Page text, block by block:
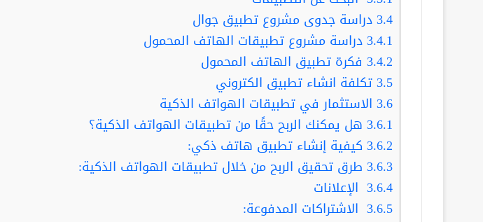
3.4دراسة جدوى مشروع تطبيق جوال
3.4.1دراسة مشروع تطبيقات الهاتف المحمول
3.4.2 فكرة تطبيق الهاتف المحمول
3.5تكلفة انشاء تطبيق الكتروني
3.6 الاستثمار في تطبيقات الهواتف الذكية
3.6.1 هل يمكنك الربح حقًا من تطبيقات الهواتف الذكية؟
3.6.2 كيفية إنشاء تطبيق هاتف ذكي:
3.6.3 طرق تحقيق الربح من خلال تطبيقات الهواتف الذكية:
3.6.4 الإعلانات
3.6.5 الاشتراكات المدفوعة: